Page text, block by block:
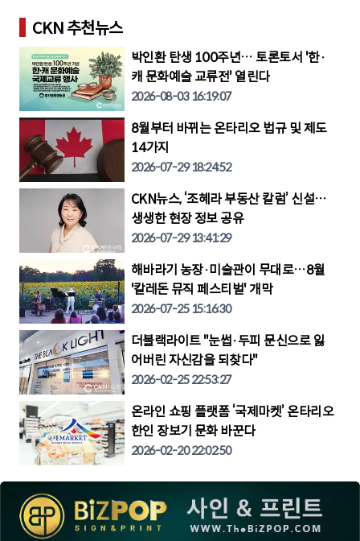
CKN 추천뉴스
박인환 탄생 100주년… 토론토서 '한·
캐 문화예술 교류전' 열린다
2026-08-03 16:19:07
8월부터 바뀌는 온타리오 법규 및 제도
14가지
2026-07-29 18:24:52
CKN뉴스, ‘조혜라 부동산 칼럼’ 신설…
생생한 현장 정보 공유
2026-07-29 13:41:29
해바라기 농장·미술관이 무대로…8월
'칼레돈 뮤직 페스티벌' 개막
2026-07-25 15:16:30
더블랙라이트 "눈썹·두피 문신으로 잃
어버린 자신감을 되찾다"
2026-02-25 22:53:27
온라인 쇼핑 플랫폼 ‘국제마켓’ 온타리오
한인 장보기 문화 바꾼다
2026-02-20 22:02:50